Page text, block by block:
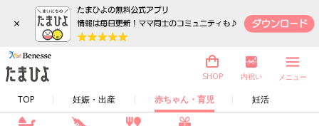
×
TOP 妊娠・出産 赤ちゃん・育児 妊活
SHOP 内祝い メニュー